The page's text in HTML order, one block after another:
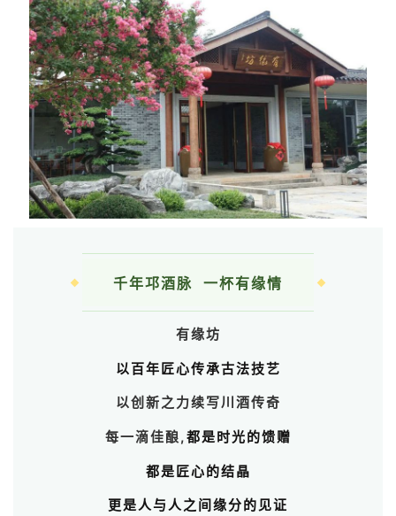
千年邛酒脉 一杯有缘情
有缘坊
以百年匠心传承古法技艺
以创新之力续写川酒传奇
每一滴佳酿,都是时光的馈赠
都是匠心的结晶
更是人与人之间缘分的见证